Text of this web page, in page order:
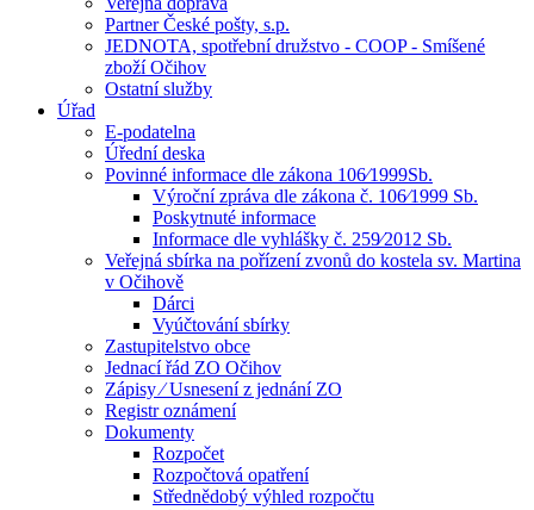
Partner České pošty, s.p.
JEDNOTA, spotřební družstvo - COOP - Smíšené
zboží Očihov
Ostatní služby
Úřad
E-podatelna
Úřední deska
Povinné informace dle zákona 106⁄1999Sb.
Výroční zpráva dle zákona č. 106⁄1999 Sb.
Poskytnuté informace
Informace dle vyhlášky č. 259⁄2012 Sb.
Veřejná sbírka na pořízení zvonů do kostela sv. Martina
v Očihově
Dárci
Vyúčtování sbírky
Zastupitelstvo obce
Jednací řád ZO Očihov
Zápisy ⁄ Usnesení z jednání ZO
Registr oznámení
Dokumenty
Rozpočet
Rozpočtová opatření
Střednědobý výhled rozpočtu